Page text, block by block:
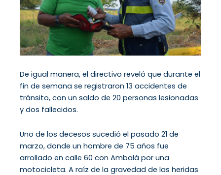
De igual manera, el directivo reveló que durante el
fin de semana se registraron 13 accidentes de
tránsito, con un saldo de 20 personas lesionadas
y dos fallecidos.
Uno de los decesos sucedió el pasado 21 de
marzo, donde un hombre de 75 años fue
arrollado en calle 60 con Ambalá por una
motocicleta. A raíz de la gravedad de las heridas